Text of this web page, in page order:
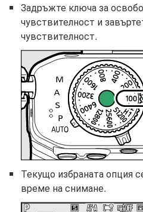
Задръжте ключа за
чувствителност и
чувствителност.
Текущо избраната опция
време на снимане.